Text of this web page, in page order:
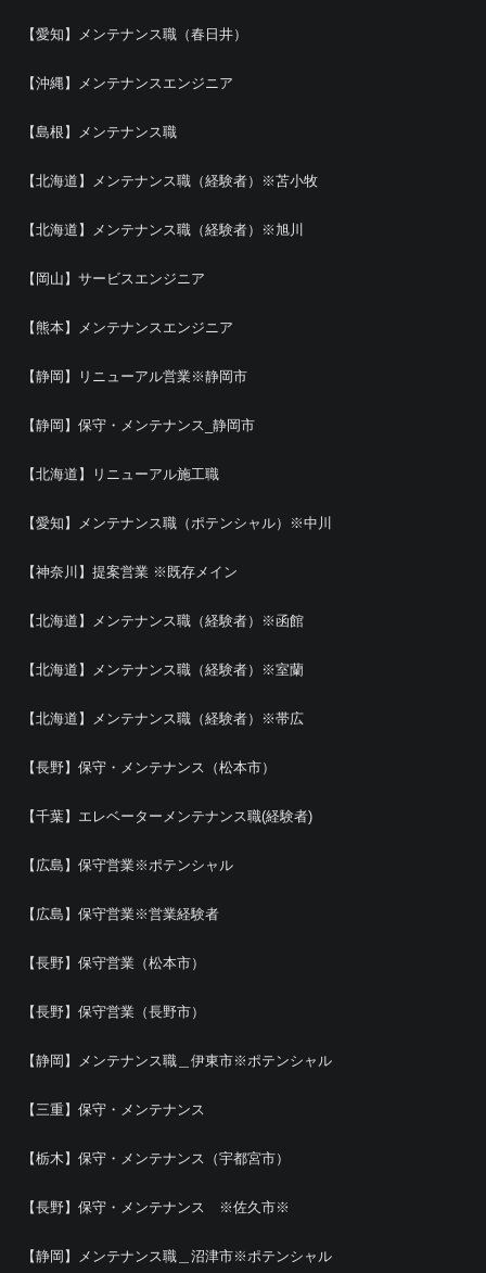
【愛知】メンテナンス職（春日井）
【沖縄】メンテナンスエンジニア
【島根】メンテナンス職
【北海道】メンテナンス職（経験者）※苫小牧
【北海道】メンテナンス職（経験者）※旭川
【岡山】サービスエンジニア
【熊本】メンテナンスエンジニア
【静岡】リニューアル営業※静岡市
【静岡】保守・メンテナンス_静岡市
【北海道】リニューアル施工職
【愛知】メンテナンス職（ポテンシャル）※中川
【神奈川】提案営業 ※既存メイン
【北海道】メンテナンス職（経験者）※函館
【北海道】メンテナンス職（経験者）※室蘭
【北海道】メンテナンス職（経験者）※帯広
【長野】保守・メンテナンス（松本市）
【千葉】エレベーターメンテナンス職(経験者)
【広島】保守営業※ポテンシャル
【広島】保守営業※営業経験者
【長野】保守営業（松本市）
【長野】保守営業（長野市）
【静岡】メンテナンス職＿伊東市※ポテンシャル
【三重】保守・メンテナンス
【栃木】保守・メンテナンス（宇都宮市）
【長野】保守・メンテナンス ※佐久市※
【静岡】メンテナンス職＿沼津市※ポテンシャル